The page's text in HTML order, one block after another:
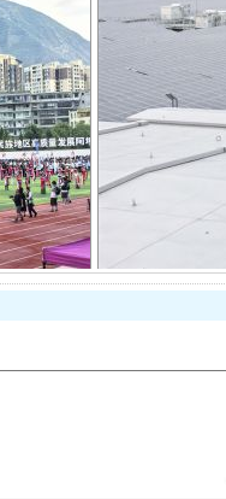
规模